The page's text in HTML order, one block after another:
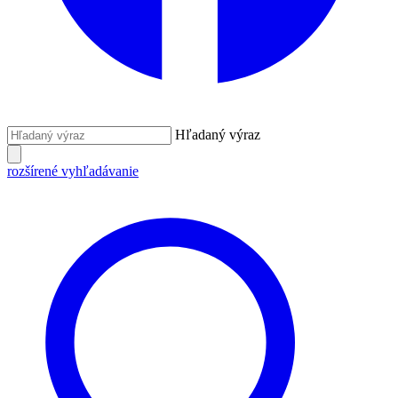
Hľadaný výraz
rozšírené vyhľadávanie